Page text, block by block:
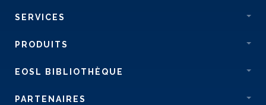
SERVICES
PRODUITS
EOSL BIBLIOTHÈQUE
PARTENAIRES